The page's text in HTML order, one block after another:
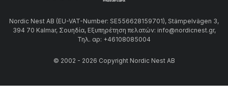
Nordic Nest AB (EU-VAT-Number: SE556628159701), Stämpelvägen 3,
394 70 Kalmar, Σουηδία, Εξυπηρέτηση πελατών: info@nordicnest.gr,
Τηλ. αρ: +46108085004
© 2002 - 2026 Copyright Nordic Nest AB